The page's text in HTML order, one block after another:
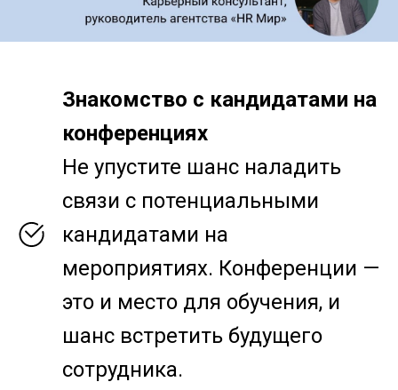
Знакомство с кандидатами на
конференциях
Не упустите шанс наладить
связи с потенциальными
кандидатами на
мероприятиях. Конференции —
это и место для обучения, и
шанс встретить будущего
сотрудника.